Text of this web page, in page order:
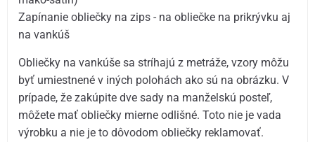
Zapínanie obliečky na zips - na obliečke na prikrývku aj
na vankúš
Obliečky na vankúše sa stríhajú z metráže, vzory môžu
byť umiestnené v iných polohách ako sú na obrázku. V
prípade, že zakúpite dve sady na manželskú posteľ,
môžete mať obliečky mierne odlišné. Toto nie je vada
výrobku a nie je to dôvodom obliečky reklamovať.